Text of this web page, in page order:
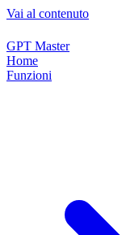
Vai al contenuto
GPT Master
Home
Funzioni